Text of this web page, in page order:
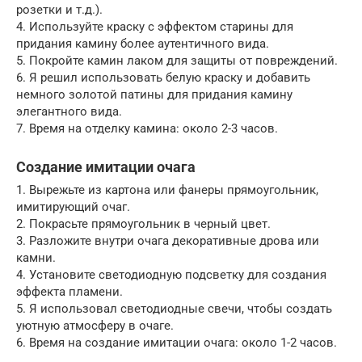
розетки и т.д.).
4. Используйте краску с эффектом старины для
придания камину более аутентичного вида.
5. Покройте камин лаком для защиты от повреждений.
6. Я решил использовать белую краску и добавить
немного золотой патины для придания камину
элегантного вида.
7. Время на отделку камина: около 2-3 часов.
Создание имитации очага
1. Вырежьте из картона или фанеры прямоугольник,
имитирующий очаг.
2. Покрасьте прямоугольник в черный цвет.
3. Разложите внутри очага декоративные дрова или
камни.
4. Установите светодиодную подсветку для создания
эффекта пламени.
5. Я использовал светодиодные свечи, чтобы создать
уютную атмосферу в очаге.
6. Время на создание имитации очага: около 1-2 часов.